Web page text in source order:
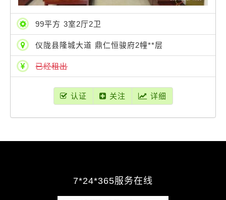
99平方 3室2厅2卫
仪陇县隆城大道 鼎仁恒骏府2幢**层
已经租出
认证 关注 详细
7*24*365服务在线